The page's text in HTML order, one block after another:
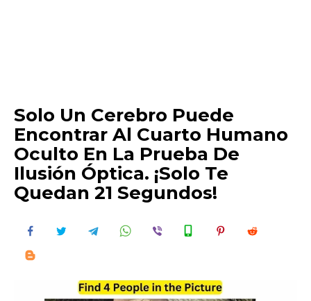
Solo Un Cerebro Puede
Encontrar Al Cuarto Humano
Oculto En La Prueba De
Ilusión Óptica. ¡Solo Te
Quedan 21 Segundos!